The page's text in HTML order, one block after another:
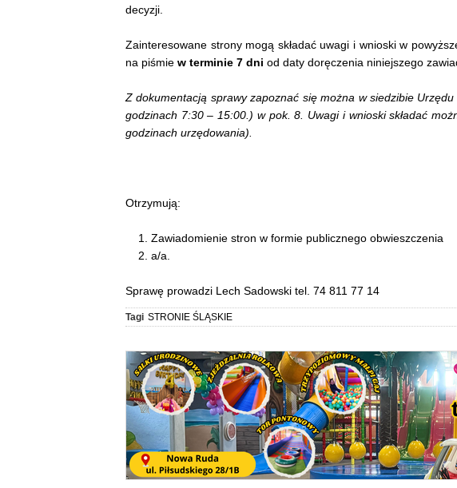
decyzji.
Zainteresowane strony mogą składać uwagi i wnioski w
na piśmie w terminie 7 dni od daty doręczenia niniejszego
Z dokumentacją sprawy zapoznać się można w siedzibie
godzinach 7:30 – 15:00.) w pok. 8. Uwagi i wnioski składać
godzinach urzędowania).
Otrzymują:
1. Zawiadomienie stron w formie publicznego obwieszczenia
2. a/a.
Sprawę prowadzi Lech Sadowski tel. 74 811 77 14
Tagi STRONIE ŚLĄSKIE